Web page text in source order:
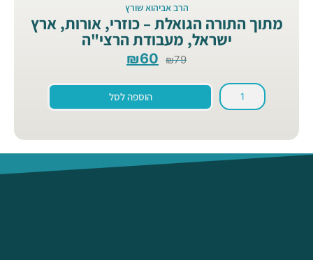
הרב אביהוא שורץ
מתוך התורה הגואלת – כוזרי, אורות, ארץ
ישראל, מעבודת הרצי"ה
₪79
₪60
הוספה לסל